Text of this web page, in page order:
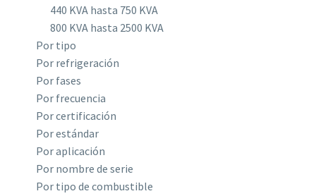
440 KVA hasta 750 KVA
800 KVA hasta 2500 KVA
Por tipo
Por refrigeración
Por fases
Por frecuencia
Por certificación
Por estándar
Por aplicación
Por nombre de serie
Por tipo de combustible